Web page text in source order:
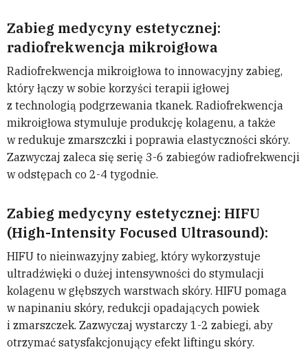
Zabieg medycyny estetycznej:
radiofrekwencja mikroigłowa
Radiofrekwencja mikroigłowa to innowacyjny zabieg,
który łączy w sobie korzyści terapii igłowej
z technologią podgrzewania tkanek. Radiofrekwencja
mikroigłowa stymuluje produkcję kolagenu, a także
w redukuje zmarszczki i poprawia elastyczności skóry.
Zazwyczaj zaleca się serię 3-6 zabiegów radiofrekwencji
w odstępach co 2-4 tygodnie.
Zabieg medycyny estetycznej: HIFU
(High-Intensity Focused Ultrasound):
HIFU to nieinwazyjny zabieg, który wykorzystuje
ultradźwięki o dużej intensywności do stymulacji
kolagenu w głębszych warstwach skóry. HIFU pomaga
w napinaniu skóry, redukcji opadających powiek
i zmarszczek. Zazwyczaj wystarczy 1-2 zabiegi, aby
otrzymać satysfakcjonujący efekt liftingu skóry.